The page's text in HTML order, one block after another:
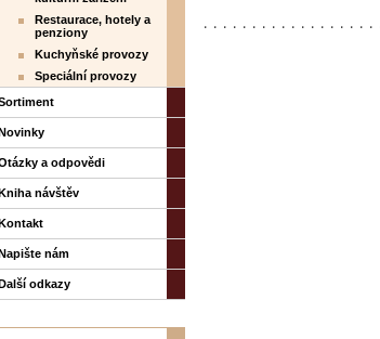
Restaurace, hotely a
penziony
Kuchyňské provozy
Speciální provozy
a odpovědi
návštěv
nám
odkazy